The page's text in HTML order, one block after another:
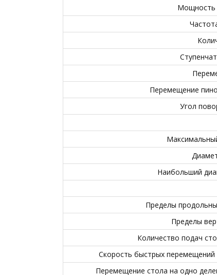
Мощность
Перемещение
Угол
Наибольший
Пределы
Пределы
Количество подач
Скорость быстрых
Перемещение стола на одно